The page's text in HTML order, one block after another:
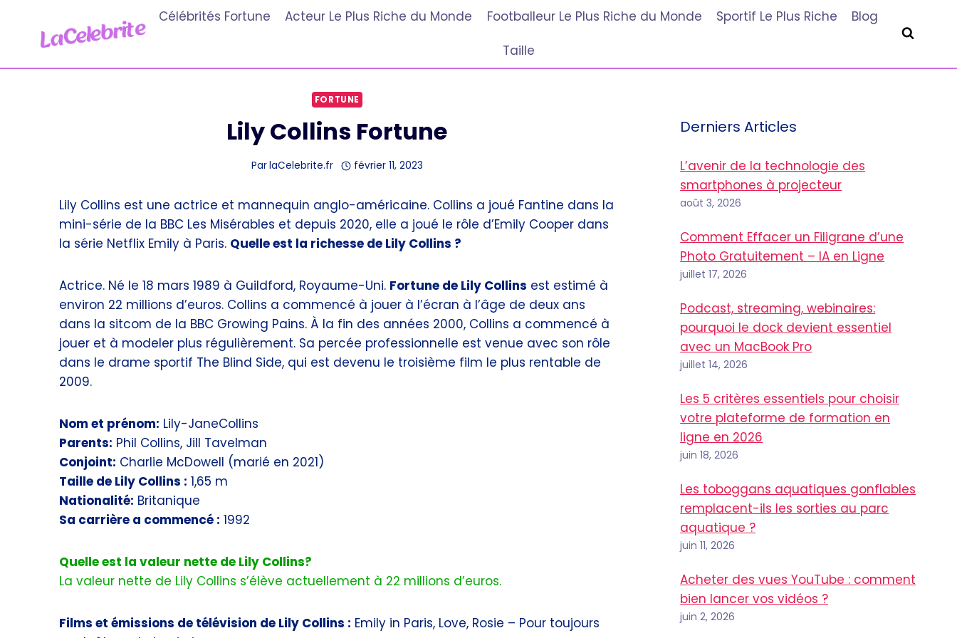
contenu
Célébrités Fortune Acteur Le Plus Riche du Monde Footballeur Le Plus Riche du Monde Sportif Le Plus Riche
Blog
Taille
FORTUNE
Lily Collins Fortune
ParlaCelebrite.fr février 11, 2023
Lily Collins est une actrice et mannequin anglo-américaine. Collins a joué Fantine dans la
mini-série de la BBC Les Misérables et depuis 2020, elle a joué le rôle d’Emily Cooper dans
la série Netflix Emily à Paris. Quelle est la richesse de Lily Collins ?
Actrice. Né le 18 mars 1989 à Guildford, Royaume-Uni. Fortune de Lily Collins est estimé à
environ 22 millions d’euros. Collins a commencé à jouer à l’écran à l’âge de deux ans
dans la sitcom de la BBC Growing Pains. À la fin des années 2000, Collins a commencé à
jouer et à modeler plus régulièrement. Sa percée professionnelle est venue avec son rôle
dans le drame sportif The Blind Side, qui est devenu le troisième film le plus rentable de
2009.
Nom et prénom: Lily-JaneCollins
Parents: Phil Collins, Jill Tavelman
Conjoint: Charlie McDowell (marié en 2021)
Taille de Lily Collins : 1,65 m
Nationalité: Britanique
Sa carrière a commencé : 1992
Quelle est la valeur nette de Lily Collins?
La valeur nette de Lily Collins s’élève actuellement à 22 millions d’euros.
Films et émissions de télévision de Lily Collins : Emily in Paris, Love, Rosie – Pour toujours
Derniers Articles
L’avenir de la technologie des
smartphones à projecteur
août 3, 2026
Comment Effacer un Filigrane d’une
Photo Gratuitement – IA en Ligne
juillet 17, 2026
Podcast, streaming, webinaires:
pourquoi le dock devient essentiel
avec un MacBook Pro
juillet 14, 2026
Les 5 critères essentiels pour choisir
votre plateforme de formation en
ligne en 2026
juin 18, 2026
Les toboggans aquatiques gonflables
remplacent-ils les sorties au parc
aquatique ?
juin 11, 2026
Acheter des vues YouTube : comment
bien lancer vos vidéos ?
juin 2, 2026